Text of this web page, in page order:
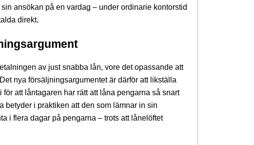
ansökan på en vardag – under ordinarie kontorstid
direkt.
av just snabba lån, vore det opassande att
nya försäljningsargumentet är därför att likställa
att låntagaren har rätt att låna pengarna så snart
betyder i praktiken att den som lämnar in sin
i flera dagar på pengarna – trots att lånelöftet